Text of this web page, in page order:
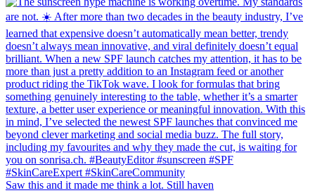
Saw this and it made me think a lot. Still haven